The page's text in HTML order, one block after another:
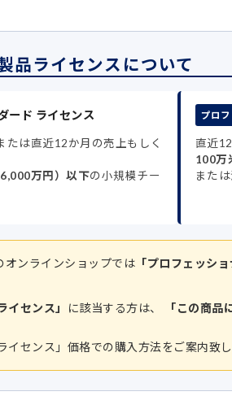
品ライセンスについて
ード ライセンス
たは直近12か月の売上もしく
万円）以下の小規模チー
プロ
直近
100万
また
オンラインショップでは 「プロフェッシ
イセンス」
に該当する方は、 「この商品
イセンス」価格での購入方法をご案内致し